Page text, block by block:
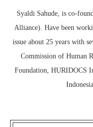
Syaldi Sahude, is co-
Alliance). Have been
issue about 25 years with
Commission of Human
Foundation, HURIDOCS